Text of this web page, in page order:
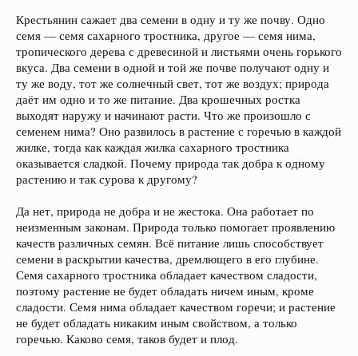
Крестьянин сажает два семени в одну и ту же почву. Одно
семя — семя сахарного тростника, другое — семя нима,
тропического дерева с древесиной и листьями очень горького
вкуса. Два семени в одной и той же почве получают одну и
ту же воду, тот же солнечный свет, тот же воздух; природа
даёт им одно и то же питание. Два крошечных ростка
выходят наружу и начинают расти. Что же произошло с
семенем нима? Оно развилось в растение с горечью в каждой
жилке, тогда как каждая жилка сахарного тростника
оказывается сладкой. Почему природа так добра к одному
растению и так сурова к другому?
Да нет, природа не добра и не жестока. Она работает по
неизменным законам. Природа только помогает проявлению
качеств различных семян. Всё питание лишь способствует
семени в раскрытии качества, дремлющего в его глубине.
Семя сахарного тростника обладает качеством сладости,
поэтому растение не будет обладать ничем иным, кроме
сладости. Семя нима обладает качеством горечи; и растение
не будет обладать никаким иным свойством, а только
горечью. Каково семя, таков будет и плод.